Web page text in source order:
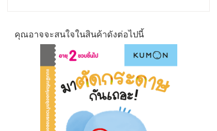
คุณอาจจะสนใจในสินค้าดังต่อไปนี้